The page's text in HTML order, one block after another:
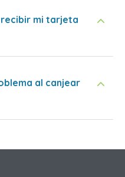
mi tarjeta
al canjear